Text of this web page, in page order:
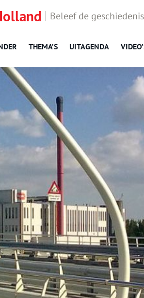
Beleef de
THEMA’S UITAGENDA